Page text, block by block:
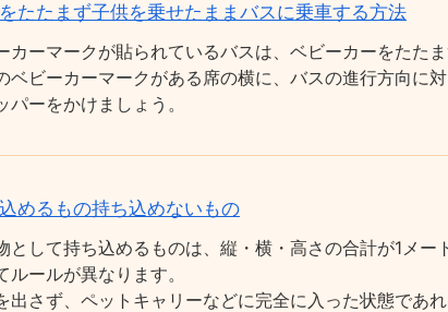
たたまず子供を乗せたままバスに乗車する方法
カーマークが貼られているバスは、ベビーカーをたた
ベビーカーマークがある席の横に、バスの進行方向に
パーをかけましょう。
めるもの持ち込めないもの
として持ち込めるものは、縦・横・高さの合計が1メ
ルールが異なります。
出さず、ペットキャリーなどに完全に入った状態であ